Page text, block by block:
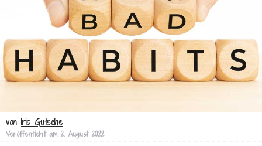
von Iris Gutsche
Veröffentlicht am 2. August 2022